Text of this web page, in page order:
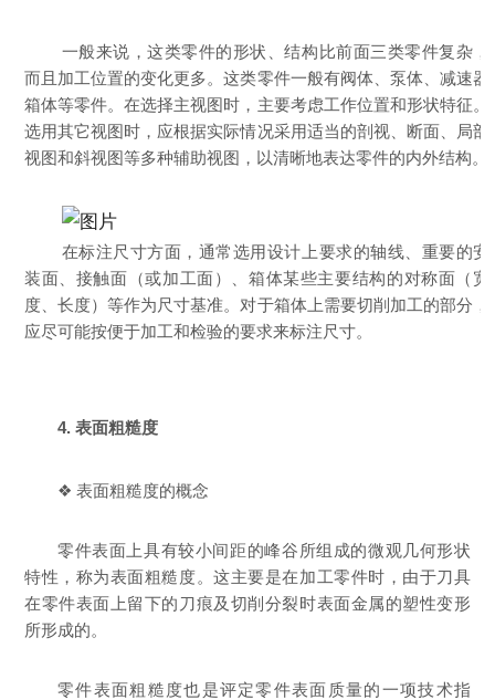
一般来说，这类零件的形状、结构比前面三类零件复杂，
而且加工位置的变化更多。这类零件一般有阀体、泵体、减速器
箱体等零件。在选择主视图时，主要考虑工作位置和形状特征。
选用其它视图时，应根据实际情况采用适当的剖视、断面、局部
视图和斜视图等多种辅助视图，以清晰地表达零件的内外结构。
在标注尺寸方面，通常选用设计上要求的轴线、重要的安
装面、接触面（或加工面）、箱体某些主要结构的对称面（宽
度、长度）等作为尺寸基准。对于箱体上需要切削加工的部分，
应尽可能按便于加工和检验的要求来标注尺寸。
4. 表面粗糙度
❖ 表面粗糙度的概念
零件表面上具有较小间距的峰谷所组成的微观几何形状
特性，称为表面粗糙度。这主要是在加工零件时，由于刀具
在零件表面上留下的刀痕及切削分裂时表面金属的塑性变形
所形成的。
零件表面粗糙度也是评定零件表面质量的一项技术指